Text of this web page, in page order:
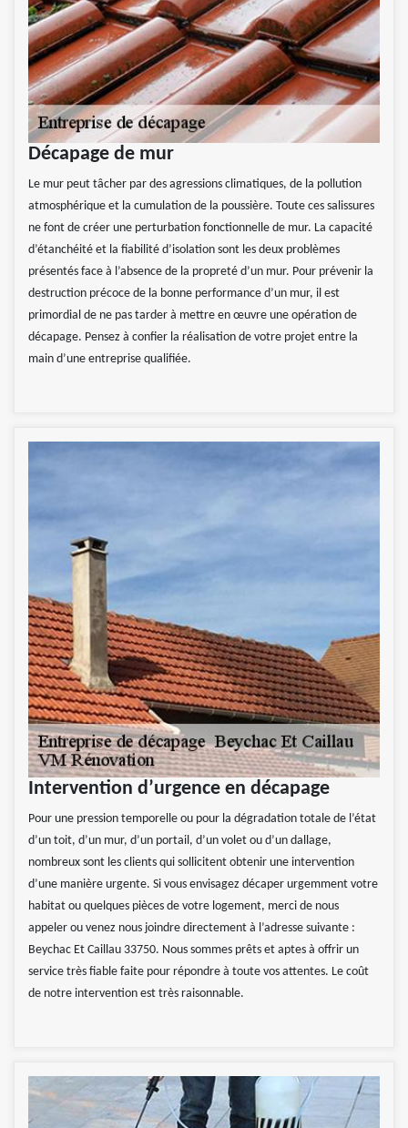
Décapage de mur
Le mur peut tâcher par des agressions climatiques, de la pollution
atmosphérique et la cumulation de la poussière. Toute ces salissures
ne font de créer une perturbation fonctionnelle de mur. La capacité
d’étanchéité et la fiabilité d’isolation sont les deux problèmes
présentés face à l’absence de la propreté d’un mur. Pour prévenir la
destruction précoce de la bonne performance d’un mur, il est
primordial de ne pas tarder à mettre en œuvre une opération de
décapage. Pensez à confier la réalisation de votre projet entre la
main d’une entreprise qualifiée.
Intervention d’urgence en décapage
Pour une pression temporelle ou pour la dégradation totale de l’état
d’un toit, d’un mur, d’un portail, d’un volet ou d’un dallage,
nombreux sont les clients qui sollicitent obtenir une intervention
d’une manière urgente. Si vous envisagez décaper urgemment votre
habitat ou quelques pièces de votre logement, merci de nous
appeler ou venez nous joindre directement à l’adresse suivante :
Beychac Et Caillau 33750. Nous sommes prêts et aptes à offrir un
service très fiable faite pour répondre à toute vos attentes. Le coût
de notre intervention est très raisonnable.